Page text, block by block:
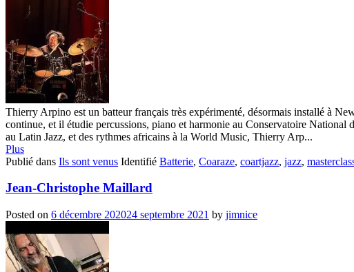
Thierry Arpino est un batteur français très expérimenté, désormais installé à
continue, et il étudie percussions, piano et harmonie au Conservatoire National
au Latin Jazz, et des rythmes africains à la World Music, Thierry Arp...
Plus
Publié dans Ils sont venus Identifié Batterie, Coaraze, coartjazz, jazz,
Jean-Christophe Maillard
Posted on 6 décembre 202024 septembre 2021 by jimnice